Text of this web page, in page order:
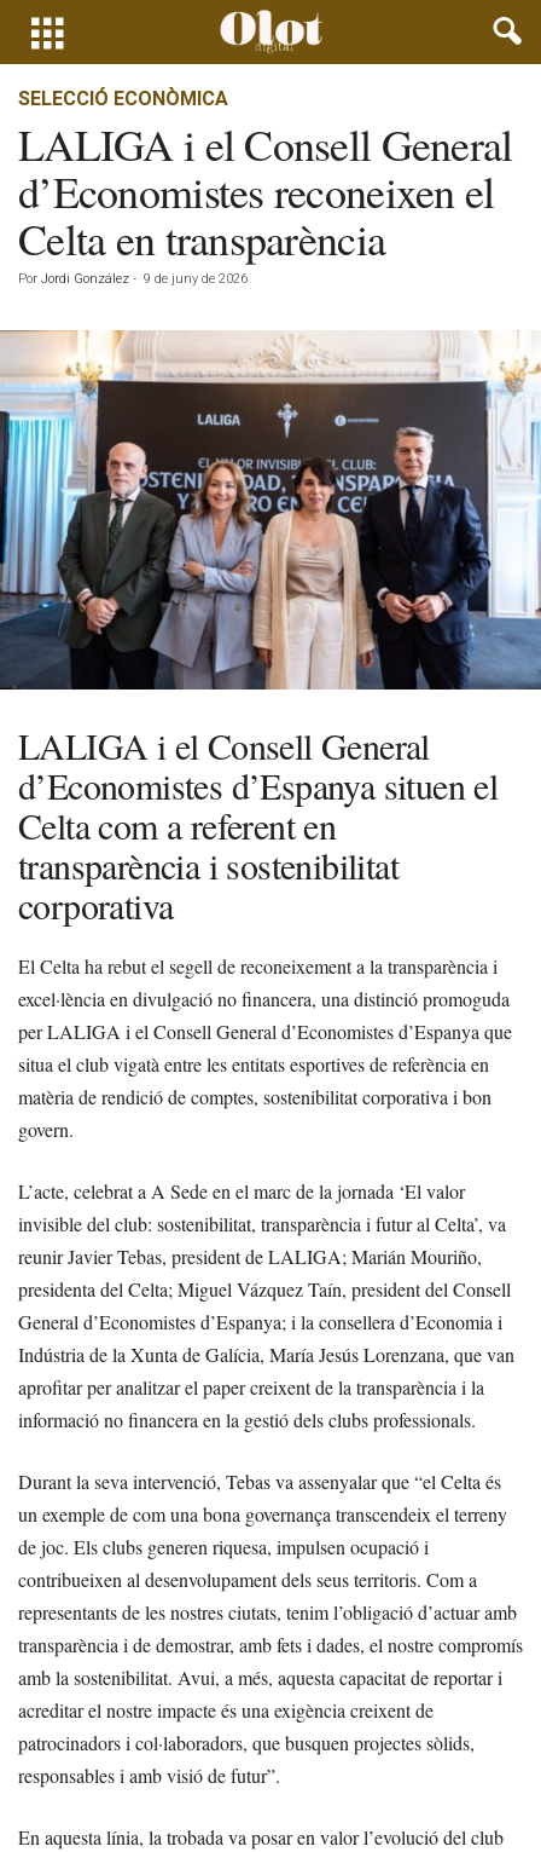
SELECCIÓ ECONÒMICA
LALIGA i el Consell General
d’Economistes reconeixen el
Celta en transparència
Por Jordi González - 9 de juny de 2026
LALIGA i el Consell General
d’Economistes d’Espanya situen el
Celta com a referent en
transparència i sostenibilitat
corporativa
El Celta ha rebut el segell de reconeixement a la transparència i
excel·lència en divulgació no financera, una distinció promoguda
per LALIGA i el Consell General d’Economistes d’Espanya que
situa el club vigatà entre les entitats esportives de referència en
matèria de rendició de comptes, sostenibilitat corporativa i bon
govern.
L’acte, celebrat a A Sede en el marc de la jornada ‘El valor
invisible del club: sostenibilitat, transparència i futur al Celta’, va
reunir Javier Tebas, president de LALIGA; Marián Mouriño,
presidenta del Celta; Miguel Vázquez Taín, president del Consell
General d’Economistes d’Espanya; i la consellera d’Economia i
Indústria de la Xunta de Galícia, María Jesús Lorenzana, que van
aprofitar per analitzar el paper creixent de la transparència i la
informació no financera en la gestió dels clubs professionals.
Durant la seva intervenció, Tebas va assenyalar que “el Celta és
un exemple de com una bona governança transcendeix el terreny
de joc. Els clubs generen riquesa, impulsen ocupació i
contribueixen al desenvolupament dels seus territoris. Com a
representants de les nostres ciutats, tenim l’obligació d’actuar amb
transparència i de demostrar, amb fets i dades, el nostre compromís
amb la sostenibilitat. Avui, a més, aquesta capacitat de reportar i
acreditar el nostre impacte és una exigència creixent de
patrocinadors i col·laboradors, que busquen projectes sòlids,
responsables i amb visió de futur”.
En aquesta línia, la trobada va posar en valor l’evolució del club